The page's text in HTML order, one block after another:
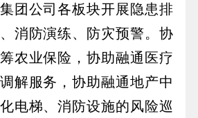
团公司各板块开展隐患排
消防演练、防灾预警。协
农业保险，协助融通医疗
解服务，协助融通地产中
电梯、消防设施的风险巡